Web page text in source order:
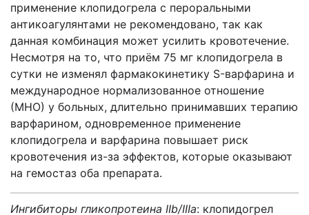
применение клопидогрела с пероральными
антикоагулянтами не рекомендовано, так как
данная комбинация может усилить кровотечение.
Несмотря на то, что приём 75 мг клопидогрела в
сутки не изменял фармакокинетику S-варфарина и
международное нормализованное отношение
(МНО) у больных, длительно принимавших терапию
варфарином, одновременное применение
клопидогрела и варфарина повышает риск
кровотечения из-за эффектов, которые оказывают
на гемостаз оба препарата.
Ингибиторы гликопротеина IIb/IIIа: клопидогрел